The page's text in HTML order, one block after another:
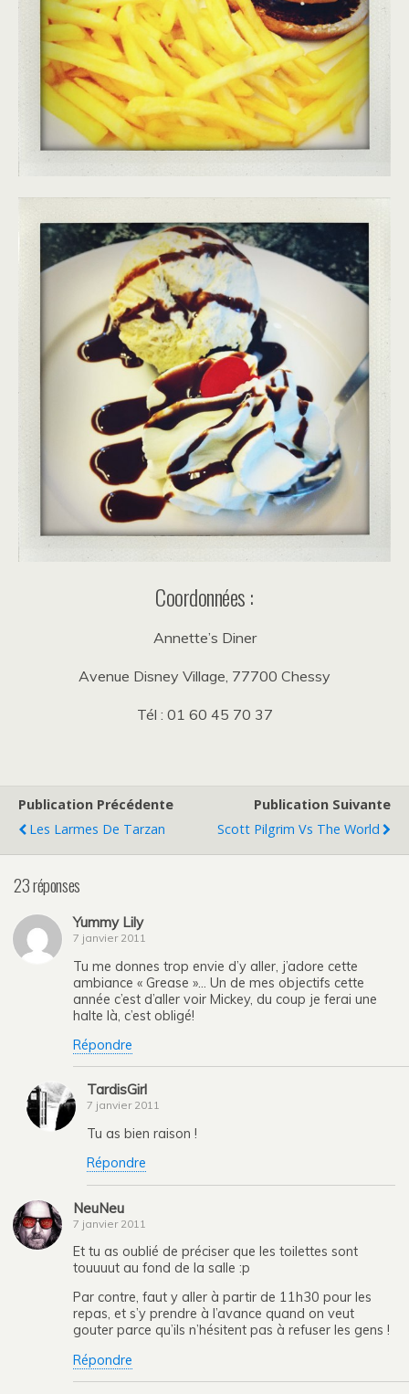
Coordonnées :
Annette’s Diner
Avenue Disney Village, 77700 Chessy
Tél : 01 60 45 70 37
Publication Précédente
Les Larmes De Tarzan
Publication Suivante
Scott Pilgrim Vs The World
23 réponses
Yummy Lily
7 janvier 2011
Tu me donnes trop envie d’y aller, j’adore cette
ambiance « Grease »… Un de mes objectifs cette
année c’est d’aller voir Mickey, du coup je ferai une
halte là, c’est obligé!
Répondre
TardisGirl
7 janvier 2011
Tu as bien raison !
Répondre
NeuNeu
7 janvier 2011
Et tu as oublié de préciser que les toilettes sont
touuuut au fond de la salle :p
Par contre, faut y aller à partir de 11h30 pour les
repas, et s’y prendre à l’avance quand on veut
gouter parce qu’ils n’hésitent pas à refuser les gens !
Répondre